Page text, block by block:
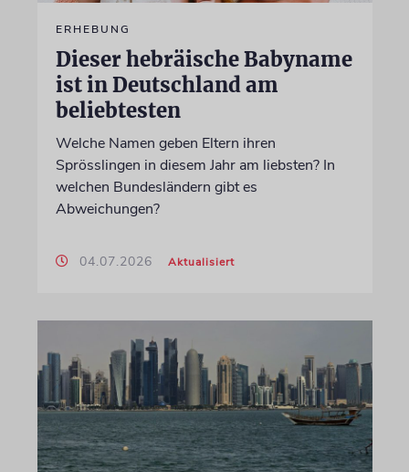
ERHEBUNG
Dieser hebräische Babyname
ist in Deutschland am
beliebtesten
Welche Namen geben Eltern ihren
Sprösslingen in diesem Jahr am liebsten? In
welchen Bundesländern gibt es
Abweichungen?
04.07.2026 Aktualisiert